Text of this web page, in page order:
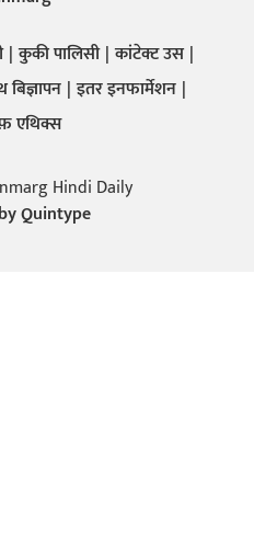
कुकी पालिसी कांटेक्ट उस
बिज्ञापन इतर इनफार्मेशन
एथिक्स
Hindi Daily
Quintype